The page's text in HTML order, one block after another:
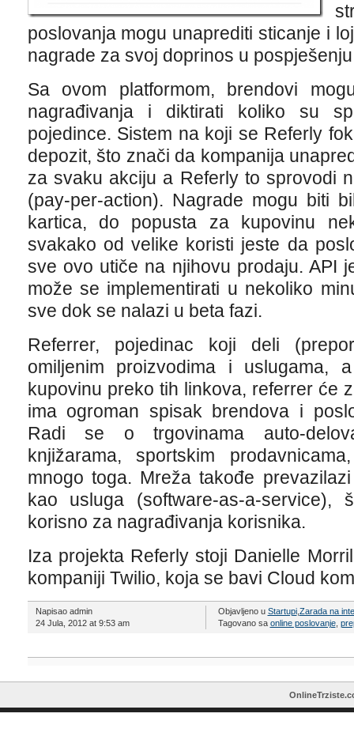
poslovanja mogu unaprediti sticanje i
nagrade za svoj doprinos u
Sa ovom platformom, brendovi
nagrađivanja i diktirati koliko su
pojedince. Sistem na koji se Referly
depozit, što znači da kompanija
za svaku akciju a Referly to sprovodi
(pay-per-action). Nagrade mogu biti
kartica, do popusta za kupovinu
svakako od velike koristi jeste da
sve ovo utiče na njihovu prodaju. API
može se implementirati u nekoliko
sve dok se nalazi u beta fazi.
Referrer, pojedinac koji deli
omiljenim proizvodima i
kupovinu preko tih linkova, referrer će
ima ogroman spisak brendova i
Radi se o trgovinama auto-
knjižarama, sportskim
mnogo toga. Mreža takođe
kao usluga (software-as-a-
korisno za nagrađivanja korisnika.
Iza projekta Referly stoji Danielle
kompaniji Twilio, koja se bavi Cloud
Napisao admin
24 Jula, 2012 at 9:53 am
Objavljeno u Startupi, Zarada na
Tagovano sa online poslovanje,